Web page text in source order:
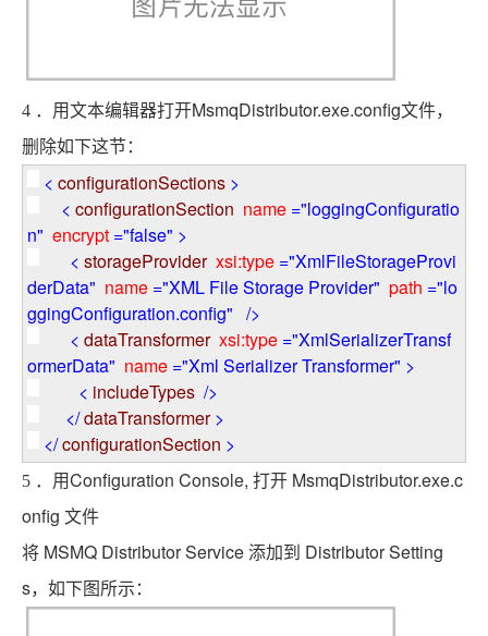
4 ．用文本编辑器打开MsmqDistributor.exe.config文件，
删除如下这节：
< configurationSections >
< configurationSection name ="loggingConfiguratio
n" encrypt ="false" >
< storageProvider xsi:type ="XmlFileStorageProvi
derData" name ="XML File Storage Provider" path ="lo
ggingConfiguration.config" />
< dataTransformer xsi:type ="XmlSerializerTransf
ormerData" name ="Xml Serializer Transformer" >
< includeTypes />
</dataTransformer >
</configurationSection >
5 ．用Configuration Console, 打开 MsmqDistributor.exe.c
onfig 文件
将 MSMQ Distributor Service 添加到 Distributor Setting
s，如下图所示：